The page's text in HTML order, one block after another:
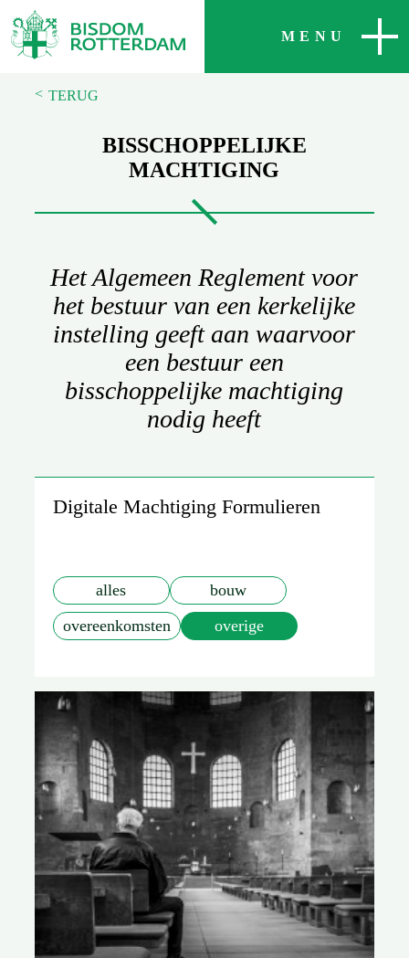
MENU
SLUITEN
< TERUG
BISSCHOPPELIJKE
MACHTIGING
Het Algemeen Reglement voor
het bestuur van een kerkelijke
instelling geeft aan waarvoor
een bestuur een
bisschoppelijke machtiging
nodig heeft
Digitale Machtiging Formulieren
alles
bouw
overeenkomsten
overige